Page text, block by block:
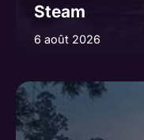
Steam
6 août 2026